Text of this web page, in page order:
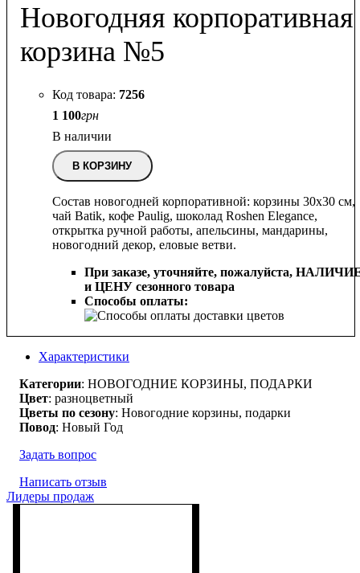
Новогодняя корпоративная
корзина №5
7256
1 100грн
В наличии
В КОРЗИНУ
Состав новогодней корпоративной: корзины 30х30 см,
чай Batik, кофе Paulig, шоколад Roshen Elegance,
открытка ручной работы, апельсины, мандарины,
новогодний декор, еловые ветви.
При заказе, уточняйте, пожалуйста,
и ЦЕНУ сезонного товара
Способы оплаты:
Характеристики
Категории: НОВОГОДНИЕ КОРЗИНЫ, ПОДАРКИ
Цвет: разноцветный
Цветы по сезону: Новогодние корзины, подарки
Повод: Новый Год
Задать вопрос
Написать отзыв
Лидеры продаж